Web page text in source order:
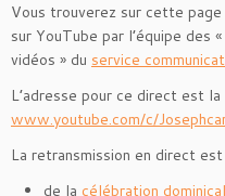
Vous trouverez sur cette
sur YouTube par l’équipe des
vidéos » du service
L’adresse pour ce direct est la
www.youtube.com/c/
La retransmission en direct
de la célébration